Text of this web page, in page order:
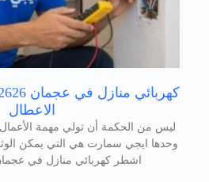
الاعطال
ليس من الحكمة أن تولي مهمة الأعمال
وحدها ايجي سمارت هي التي يمكن الوثوق
اشطر كهربائي منازل في